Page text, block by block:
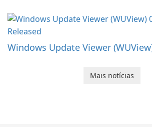
Windows Update Viewer
Mais notícias